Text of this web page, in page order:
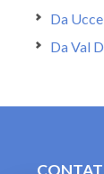
Da
Da Val